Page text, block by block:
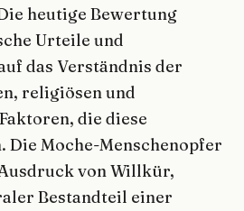
heutige Bewertung
Urteile und
das Verständnis der
religiösen und
die diese
Die Moche-Menschenopfer
von Willkür,
Bestandteil einer